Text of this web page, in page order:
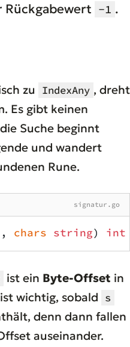
Rückgabewert -1 .
zu IndexAny , dreht
Es gibt keinen
Suche beginnt
und wandert
Rune.
signatur.go
, chars string) int
ist ein Byte-Offset in
wichtig, sobald s
denn dann fallen
auseinander.